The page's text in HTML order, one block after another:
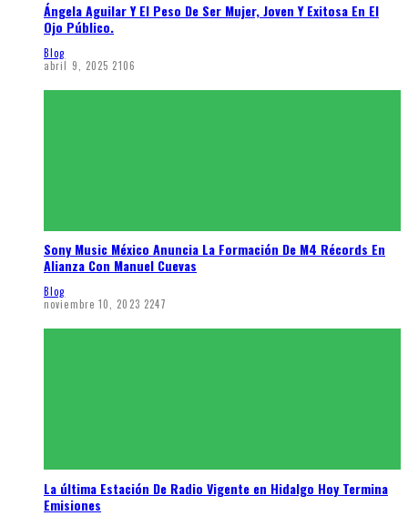
Ángela Aguilar Y El Peso De Ser Mujer, Joven Y Exitosa En El
Ojo Público.
Blog
abril 9, 2025 2106
Sony Music México Anuncia La Formación De M4 Récords En
Alianza Con Manuel Cuevas
Blog
noviembre 10, 2023 2247
La última Estación De Radio Vigente en Hidalgo Hoy Termina
Emisiones